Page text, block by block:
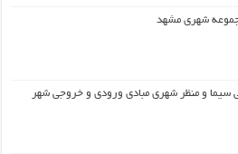
شهری مشهد
سیما و منظر شهری مبادی ورودی و خروجی شهر